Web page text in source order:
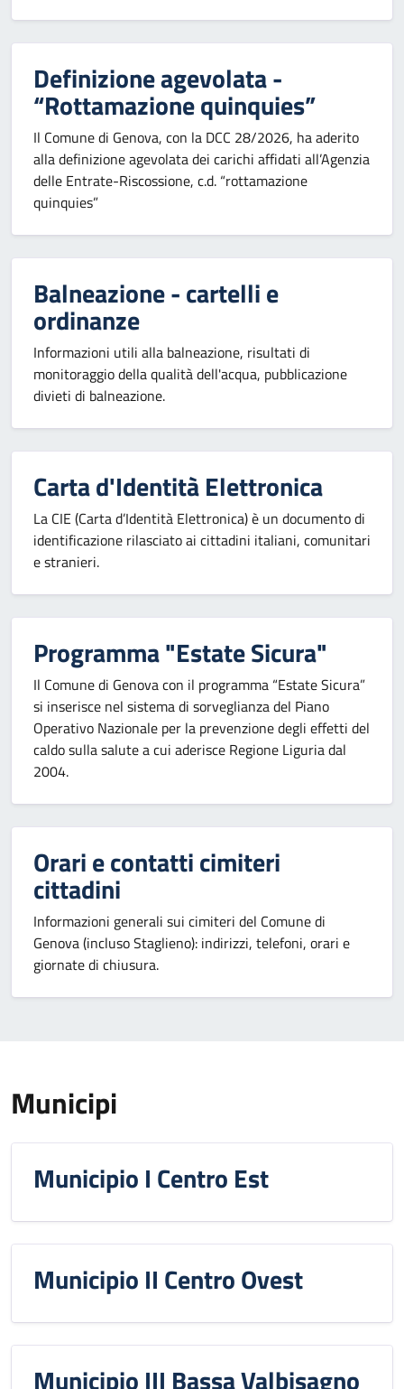
Definizione agevolata -
“Rottamazione quinquies”
Il Comune di Genova, con la DCC 28/2026, ha aderito
alla definizione agevolata dei carichi affidati all’Agenzia
delle Entrate-Riscossione, c.d. “rottamazione
quinquies”
Balneazione - cartelli e
ordinanze
Informazioni utili alla balneazione, risultati di
monitoraggio della qualità dell'acqua, pubblicazione
divieti di balneazione.
Carta d'Identità Elettronica
La CIE (Carta d’Identità Elettronica) è un documento di
identificazione rilasciato ai cittadini italiani, comunitari
e stranieri.
Programma "Estate Sicura"
Il Comune di Genova con il programma “Estate Sicura”
si inserisce nel sistema di sorveglianza del Piano
Operativo Nazionale per la prevenzione degli effetti del
caldo sulla salute a cui aderisce Regione Liguria dal
2004.
Orari e contatti cimiteri
cittadini
Informazioni generali sui cimiteri del Comune di
Genova (incluso Staglieno): indirizzi, telefoni, orari e
giornate di chiusura.
Municipi
Municipio I Centro Est
Municipio II Centro Ovest
Municipio III Bassa Valbisagno